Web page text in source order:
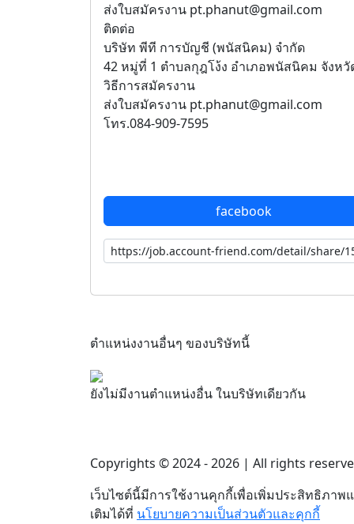
ส่งใบสมัครงาน pt.phanut@gmail.com
ติดต่อ
บริษัท พีที การบัญชี (พนัสนิคม) จำกัด
42 หมู่ที่ 1 ตำบลกุฎโง้ง อำเภอพนัสนิคม จังห
วิธีการสมัครงาน
ส่งใบสมัครงาน pt.phanut@gmail.com
โทร.084-909-7595
facebook
ตำแหน่งงานอื่นๆ ของบริษัทนี้
ยังไม่มีงานตำแหน่งอื่น ในบริษัทเดียวกัน
Copyrights © 2024 - 2026 | All rights
เว็บไซต์นี้มีการใช้งานคุกกี้เพื่อเพิ่มประสิทธิภา
เติมได้ที่ นโยบายความเป็นส่วนตัวและคุกกี้